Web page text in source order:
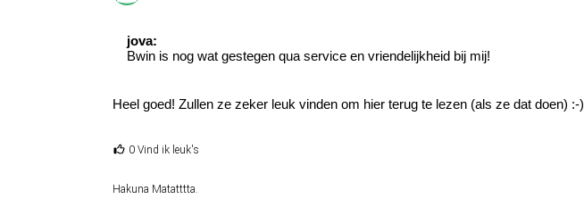
jova:
Bwin is nog wat gestegen qua service en vriendelijkheid bij mij!
Heel goed! Zullen ze zeker leuk vinden om hier terug te lezen (als ze dat doen) :-)
0 Vind ik leuk's
Hakuna Matatttta.